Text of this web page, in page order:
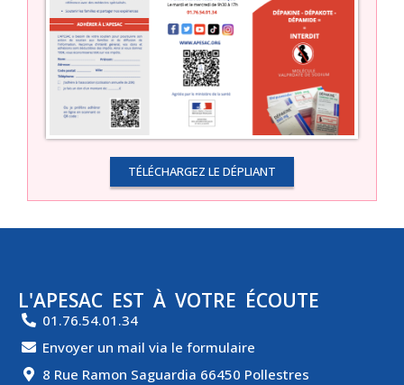
TÉLÉCHARGEZ LE DÉPLIANT
L'APESAC EST À VOTRE ÉCOUTE
01.76.54.01.34
Envoyer un mail via le formulaire
8 Rue Ramon Saguardia 66450 Pollestres